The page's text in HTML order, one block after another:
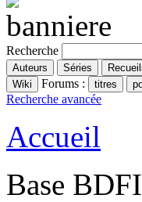
Recherche
Forums :
Recherche avancée
Accueil
Base BDFI